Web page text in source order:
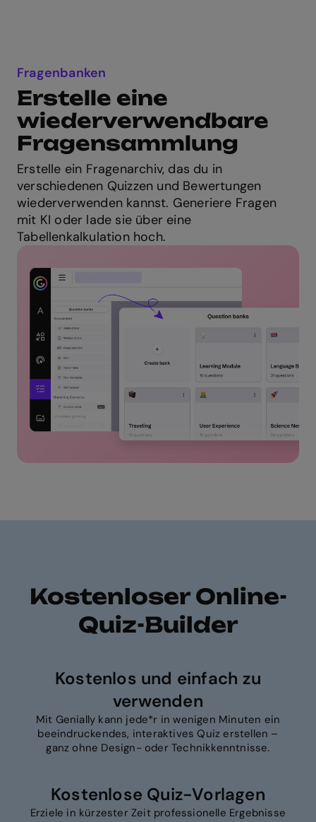
Fragenbanken
Erstelle eine
wiederverwendbare
Fragensammlung
Erstelle ein Fragenarchiv, das du in
verschiedenen Quizzen und Bewertungen
wiederverwenden kannst. Generiere Fragen
mit KI oder lade sie über eine
Tabellenkalkulation hoch.
Kostenloser Online-
Quiz-Builder
Kostenlos und einfach zu
verwenden
Mit Genially kann jede*r in wenigen Minuten ein
beeindruckendes, interaktives Quiz erstellen –
ganz ohne Design- oder Technikkenntnisse.
Kostenlose Quiz-Vorlagen
Erziele in kürzester Zeit professionelle Ergebnisse